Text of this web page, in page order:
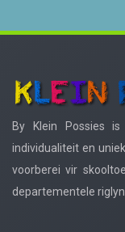
By Klein Possies
individualiteit en
voorberei vir
departementele